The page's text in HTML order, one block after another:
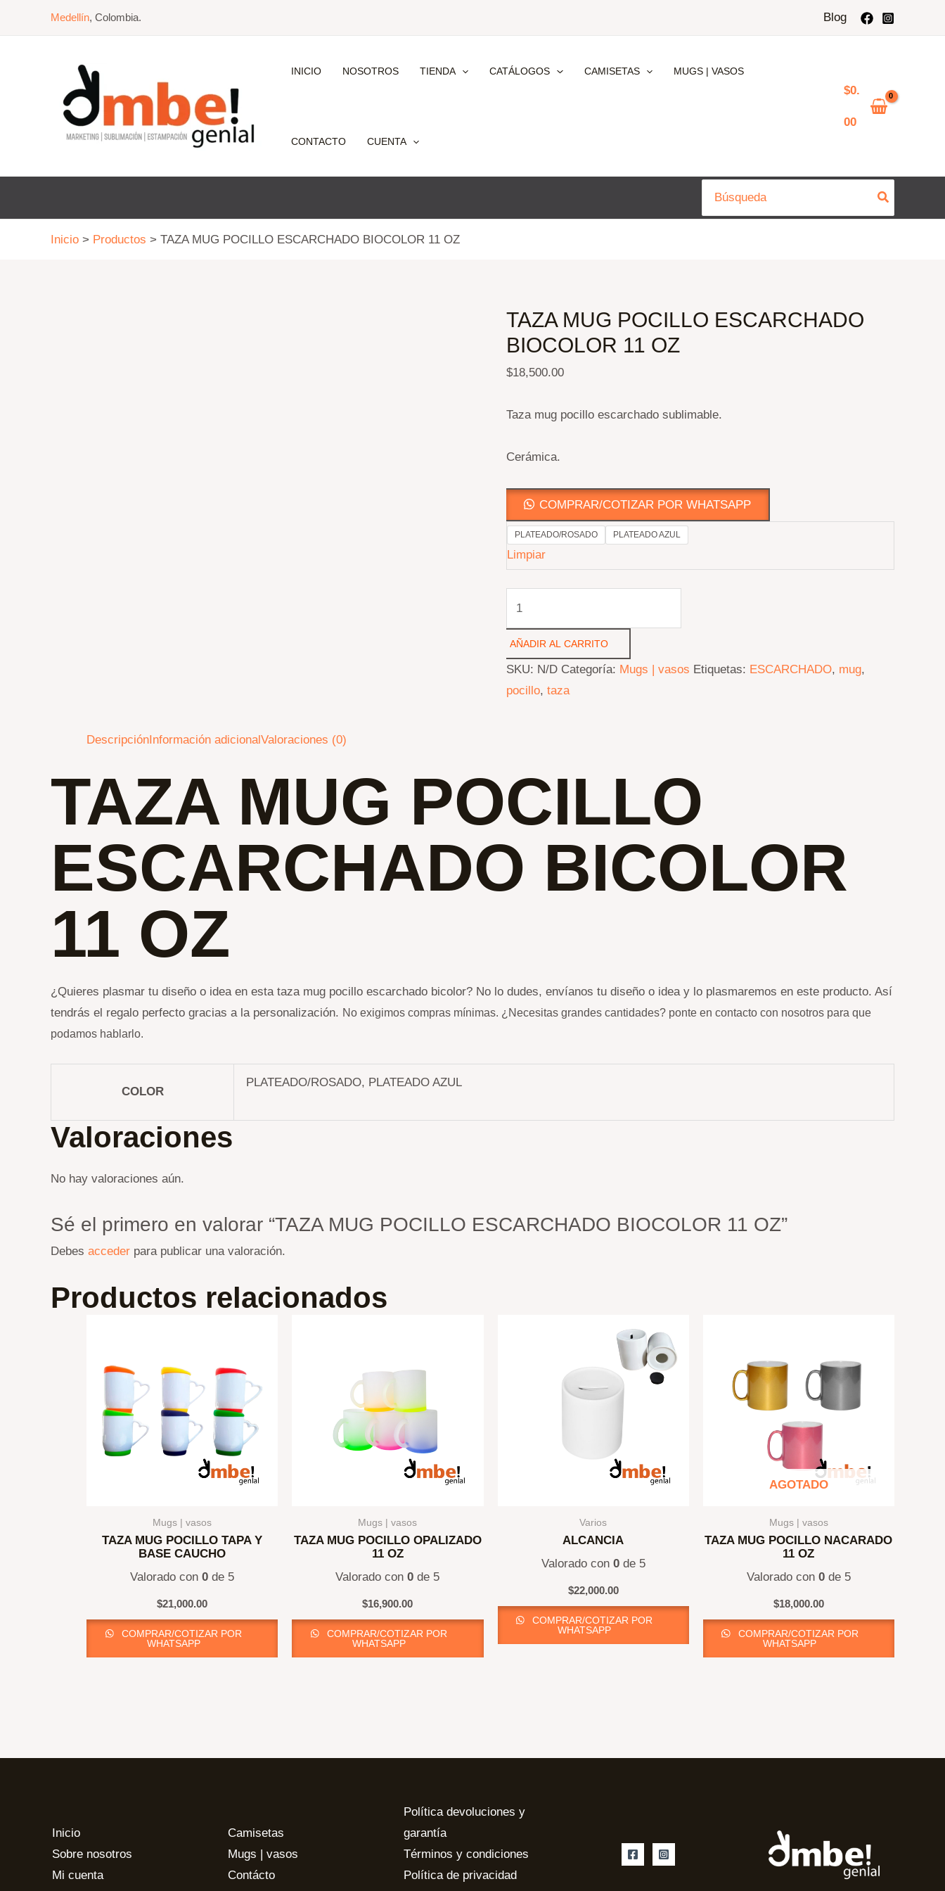
Medellín, Colombia. Blog
INICIO NOSOTROS TIENDA CATÁLOGOS CAMISETAS MUGS | VASOS
CONTACTO CUENTA
$0.
00
por:
Inicio Productos TAZA MUG POCILLO ESCARCHADO BIOCOLOR 11 OZ
TAZA MUG POCILLO ESCARCHADO
BIOCOLOR 11 OZ
$18,500.00
Taza mug pocillo escarchado sublimable.
Cerámica.
COMPRAR/COTIZAR POR WHATSAPP
PLATEADO/ROSADO PLATEADO AZUL
Limpiar
POCILLO
ESCARCHADO
AÑADIR AL CARRITO
SKU: N/D Categoría: Mugs | vasos Etiquetas: ESCARCHADO, mug,
pocillo, taza
DescripciónInformación adicionalValoraciones (0)
TAZA MUG POCILLO
ESCARCHADO BICOLOR
11 OZ
¿Quieres plasmar tu diseño o idea en esta taza mug pocillo escarchado bicolor? No lo dudes, envíanos tu diseño o idea y lo plasmaremos en este producto. Así
tendrás el regalo perfecto gracias a la personalización. No exigimos compras mínimas. ¿Necesitas grandes cantidades? ponte en contacto con nosotros para que
podamos hablarlo.
COLOR
PLATEADO/ROSADO, PLATEADO AZUL
Valoraciones
No hay valoraciones aún.
Sé el primero en valorar “TAZA MUG POCILLO ESCARCHADO BIOCOLOR 11 OZ”
Debes acceder para publicar una valoración.
Productos relacionados
Mugs | vasos
TAZA MUG POCILLO TAPA Y
BASE CAUCHO
Valorado con0 de 5
$21,000.00
COMPRAR/COTIZAR POR
WHATSAPP
Mugs | vasos
TAZA MUG POCILLO OPALIZADO
11 OZ
Valorado con0 de 5
$16,900.00
COMPRAR/COTIZAR POR
WHATSAPP
Varios
ALCANCIA
Valorado con 0de 5
$22,000.00
COMPRAR/COTIZAR POR
WHATSAPP
AGOTADO
Mugs | vasos
TAZA MUG POCILLO NACARADO
11 OZ
Valorado con 0de 5
$18,000.00
COMPRAR/COTIZAR POR
WHATSAPP
Inicio
Sobre nosotros
Mi cuenta
Camisetas
Mugs | vasos
Contácto
Política devoluciones y
garantía
Términos y condiciones
Política de privacidad